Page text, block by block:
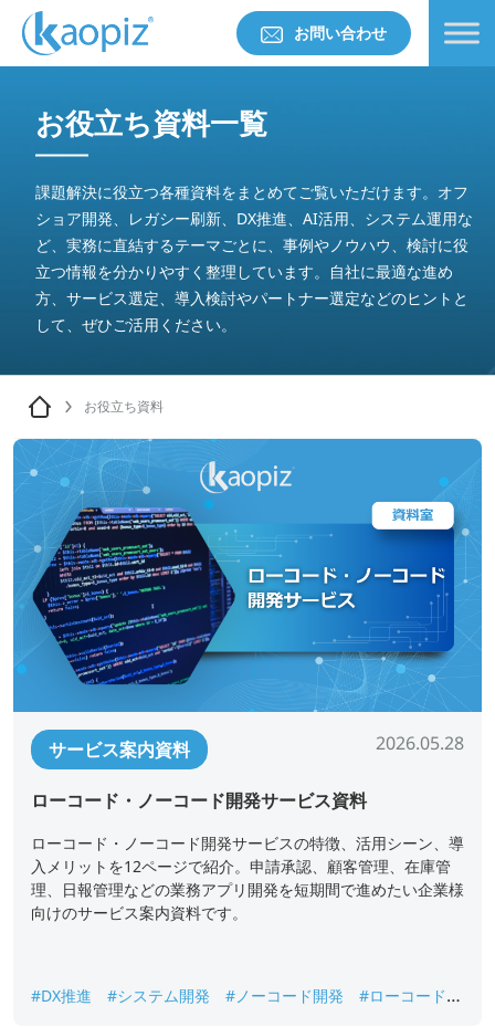
お問い合わせ
お役立ち資料一覧
課題解決に役立つ各種資料をまとめてご覧いただけます。オフ
ショア開発、レガシー刷新、DX推進、AI活用、システム運用な
ど、実務に直結するテーマごとに、事例やノウハウ、検討に役
立つ情報を分かりやすく整理しています。自社に最適な進め
方、サービス選定、導入検討やパートナー選定などのヒントと
して、ぜひご活用ください。
お役立ち資料
サービス案内資料 2026.05.28
ローコード・ノーコード開発サービス資料
ローコード・ノーコード開発サービスの特徴、活用シーン、導
入メリットを12ページで紹介。申請承認、顧客管理、在庫管
理、日報管理などの業務アプリ開発を短期間で進めたい企業様
向けのサービス案内資料です。
#DX推進 #システム開発 #ノーコード開発
#ローコード開